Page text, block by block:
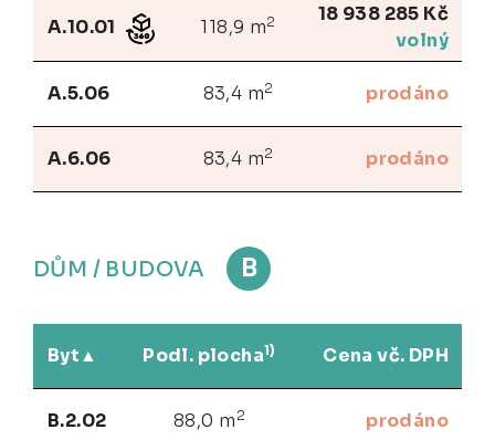
A.10.01 118,9 m2
18 938 285 Kč
volný
A.5.06 83,4 m2 prodáno
A.6.06 83,4 m2 prodáno
DŮM / BUDOVA B
Byt Podl. plocha1) Cena vč. DPH
B.2.02 88,0 m 2 prodáno